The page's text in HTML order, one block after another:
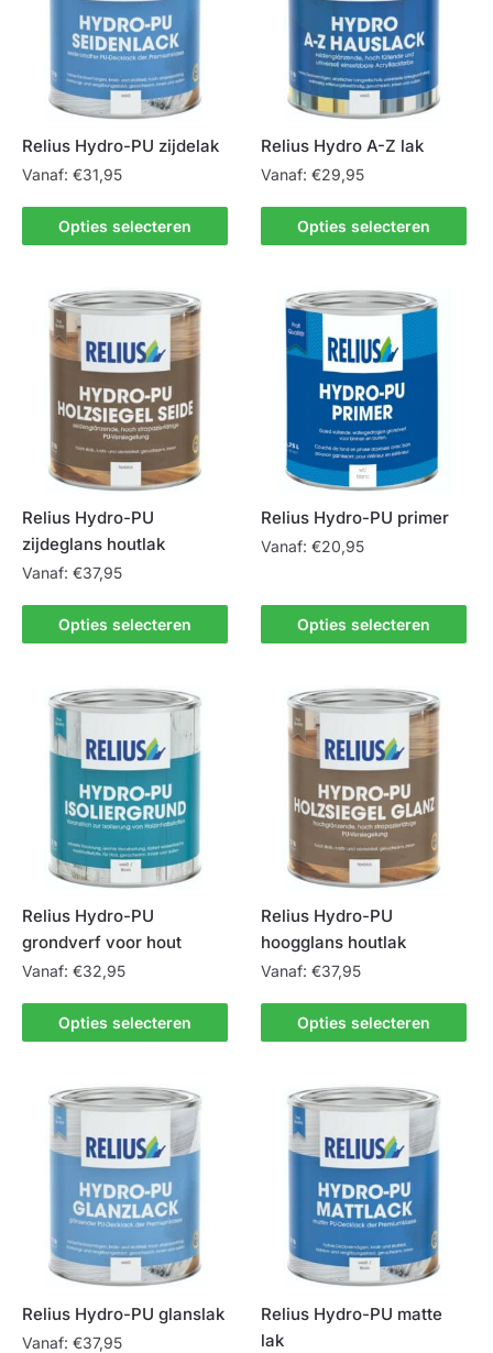
Relius Hydro-PU zijdelak
Vanaf: €31,95
Opties selecteren
product
meerdere
variaties.
Deze
gekozen
worden
de
productpagina
Relius Hydro A-Z lak
Vanaf:€29,95
Opties selecteren
product
meerdere
variaties.
Deze
gekozen
worden
de
productpagina
Relius Hydro-PU
zijdeglans houtlak
Vanaf: €37,95
Opties selecteren
product
meerdere
variaties.
Deze
gekozen
worden
de
productpagina
Relius Hydro-PU primer
Vanaf:€20,95
Opties selecteren
product
heeft
variaties.
Deze
optie
gekozen
worden
productpagina
Relius Hydro-PU
grondverf voor hout
Vanaf: €32,95
Opties selecteren
Dit
product
meerdere
variaties.
Deze
gekozen
worden
de
productpagina
Relius Hydro-PU
hoogglans houtlak
Vanaf:€37,95
Opties selecteren
Dit
product
meerdere
variaties.
Deze
gekozen
worden
de
productpagina
Relius Hydro-PU glanslak
Vanaf: €37,95
Relius Hydro-PU matte
lak